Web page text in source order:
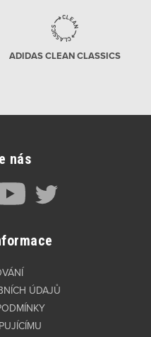
ADIDAS CLEAN CLASSICS
nás
ÚDAJŮ